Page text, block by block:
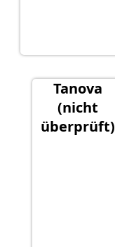
Tanova
(nicht
überprüft)